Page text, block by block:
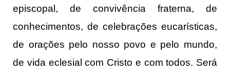
episcopal, de convivência fraterna, de
conhecimentos, de celebrações eucarísticas,
de orações pelo nosso povo e pelo mundo,
de vida eclesial com Cristo e com todos. Será